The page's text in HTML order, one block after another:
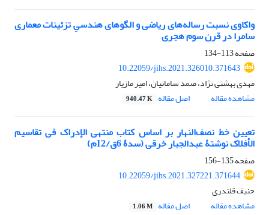
واکاوی نسبت رساله‌های ریاضی و الگوهای هندسیِ تزئینات معماری
سامرا در قرن سوم هجری
صفحه113-134
10.22059/jihs.2021.326010.371643
مهدی بهشتی نژاد، صمد سامانیان، امیر مازیار
مشاهده مقاله
اصل مقاله 940.47 K
تعیین خط نصف‌النهار بر اساس کتاب منتهی الإدراک فی تقاسیم
الأفلاک نوشتۀ عبدالجبار خرقی (سدۀ 6ق/12م)
صفحه135-156
10.22059/jihs.2021.327221.371644
حنیف قلندری
مشاهده مقاله
اصل مقاله 1.06 M